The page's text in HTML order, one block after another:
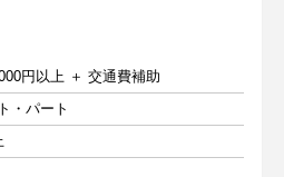
円以上 ＋ 交通費補助
・パート